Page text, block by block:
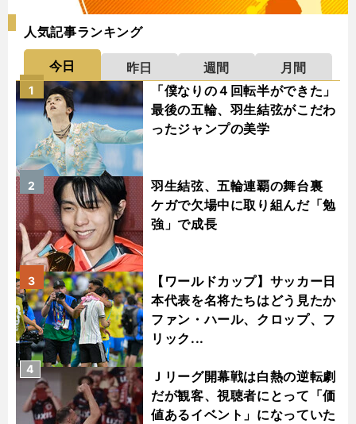
人気記事ランキング
今日 昨日 週間
月間
「僕なりの４回転半ができた」
最後の五輪、羽生結弦がこだわ
ったジャンプの美学
1
羽生結弦、五輪連覇の舞台裏
ケガで欠場中に取り組んだ「勉
強」で成長
2
【ワールドカップ】サッカー日
本代表を名将たちはどう見たか
ファン・ハール、クロップ、フ
リック...
3
Ｊリーグ開幕戦は白熱の逆転劇
だが観客、視聴者にとって「価
値あるイベント」になっていた
4